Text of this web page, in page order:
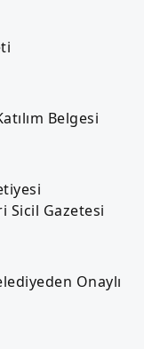
Belgesi
Sicil Gazetesi
Onaylı